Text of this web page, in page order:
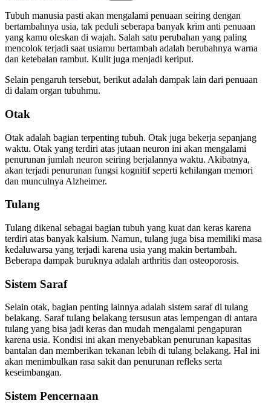
Tubuh manusia pasti akan mengalami penuaan seiring dengan
bertambahnya usia, tak peduli seberapa banyak krim anti penuaan
yang kamu oleskan di wajah. Salah satu perubahan yang paling
mencolok terjadi saat usiamu bertambah adalah berubahnya warna
dan ketebalan rambut. Kulit juga menjadi keriput.
Selain pengaruh tersebut, berikut adalah dampak lain dari penuaan
di dalam organ tubuhmu.
Otak
Otak adalah bagian terpenting tubuh. Otak juga bekerja sepanjang
waktu. Otak yang terdiri atas jutaan neuron ini akan mengalami
penurunan jumlah neuron seiring berjalannya waktu. Akibatnya,
akan terjadi penurunan fungsi kognitif seperti kehilangan memori
dan munculnya Alzheimer.
Tulang
Tulang dikenal sebagai bagian tubuh yang kuat dan keras karena
terdiri atas banyak kalsium. Namun, tulang juga bisa memiliki masa
kedaluwarsa yang terjadi karena usia yang makin bertambah.
Beberapa dampak buruknya adalah arthritis dan osteoporosis.
Sistem Saraf
Selain otak, bagian penting lainnya adalah sistem saraf di tulang
belakang. Saraf tulang belakang tersusun atas lempengan di antara
tulang yang bisa jadi keras dan mudah mengalami pengapuran
karena usia. Kondisi ini akan menyebabkan penurunan kapasitas
bantalan dan memberikan tekanan lebih di tulang belakang. Hal ini
akan menimbulkan rasa sakit dan penurunan refleks serta
keseimbangan.
Sistem Pencernaan